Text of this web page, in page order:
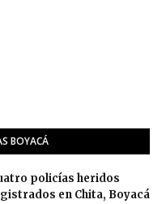
BOYACÁ
policías heridos
en Chita, Boyacá